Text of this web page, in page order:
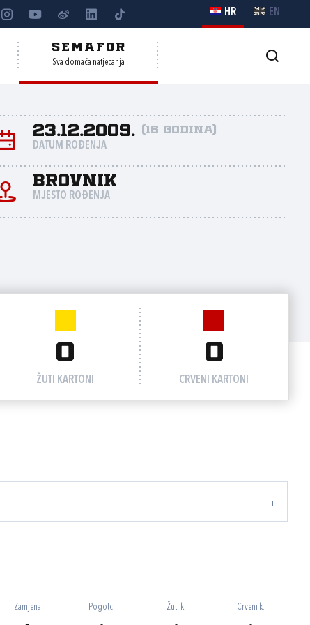
HR EN
SEMAFOR
Sva domaća natjecanja
23.12.2009. (16 godina)
DATUM ROĐENJA
Brovnik
MJESTO ROĐENJA
0
ŽUTI KARTONI
0
CRVENI KARTONI
Zamjena Pogotci Žuti k. Crveni k.